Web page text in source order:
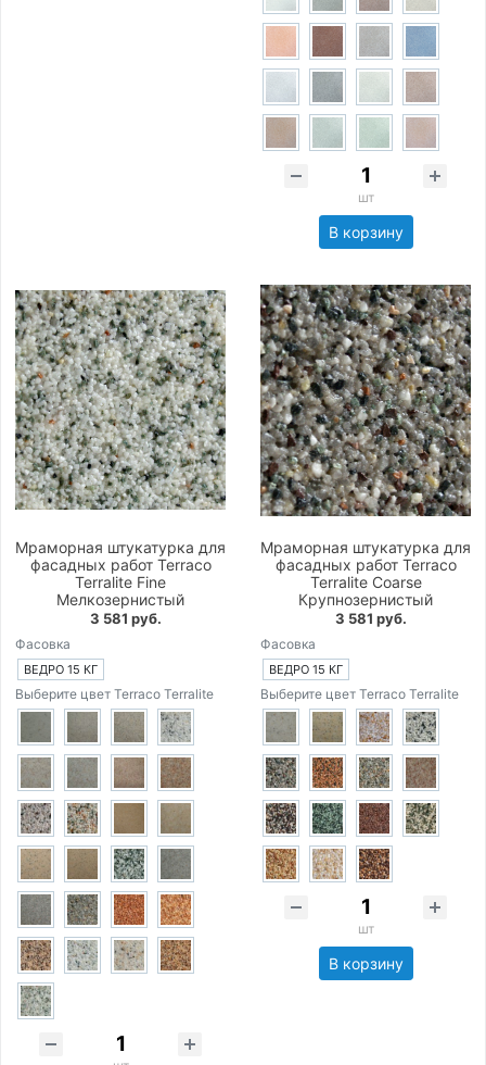
шт
В корзину
Мраморная штукатурка для
фасадных работ Terraco
Terralite Fine
Мелкозернистый
3 581 руб.
Фасовка
ВЕДРО 15 КГ
Выберите цвет Terraco Terralite
Мраморная штукатурка для
фасадных работ Terraco
Terralite Coarse
Крупнозернистый
3 581 руб.
Фасовка
ВЕДРО 15 КГ
Выберите цвет Terraco Terralite
шт
В корзину